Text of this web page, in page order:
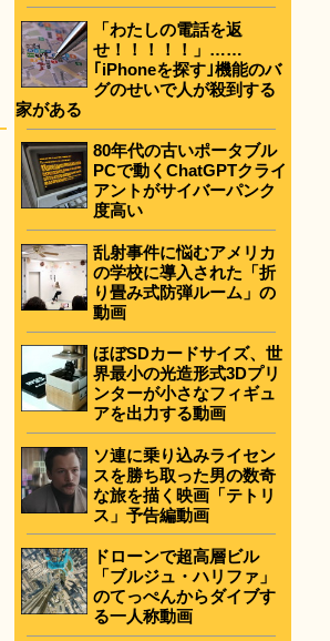
「わたしの電話を返
せ！！！！！」……
｢iPhoneを探す｣機能のバ
グのせいで人が殺到する
家がある
80年代の古いポータブル
PCで動くChatGPTクライ
アントがサイバーパンク
度高い
乱射事件に悩むアメリカ
の学校に導入された「折
り畳み式防弾ルーム」の
動画
ほぼSDカードサイズ、世
界最小の光造形式3Dプリ
ンターが小さなフィギュ
アを出力する動画
ソ連に乗り込みライセン
スを勝ち取った男の数奇
な旅を描く映画「テトリ
ス」予告編動画
ドローンで超高層ビル
「ブルジュ・ハリファ」
のてっぺんからダイブす
る一人称動画